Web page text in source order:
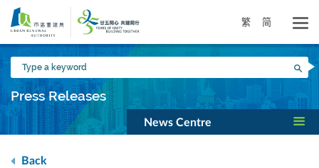
Skip
main
content
繁 简
Type
a
keyword
Press Releases
News Centre
Back